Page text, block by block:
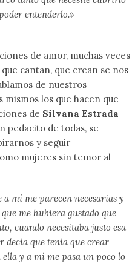
entenderlo.»
de amor, muchas veces
cantan, que crean se nos
de nuestros
los que hacen que
de Silvana Estrada
pedacito de todas, se
y seguir
mujeres sin temor al
a mí me parecen necesarias y
me hubiera gustado que
cuando necesitaba justo esa
decía que tenía que crear
y a mí me pasa un poco lo